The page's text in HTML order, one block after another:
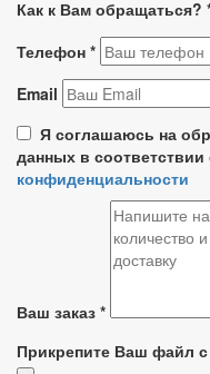
Как к Вам обращаться?
Телефон *
Email
Я соглашаюсь на
данных в соответствии
конфиденциальности
Ваш заказ *
Прикрепите Ваш файл